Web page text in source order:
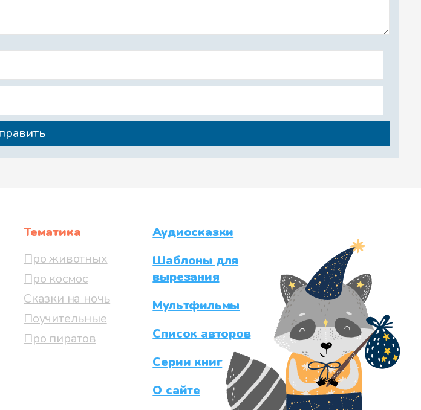
Тематика
Про животных
Про космос
Сказки на ночь
Поучительные
Про пиратов
Аудиосказки
Шаблоны для
вырезания
Мультфильмы
Список авторов
Серии книг
О сайте